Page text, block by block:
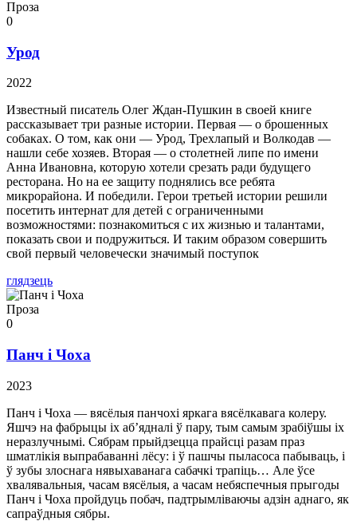
Проза
0
Урод
2022
Известный писатель Олег Ждан-Пушкин в своей книге
рассказывает три разные истории. Первая — о брошенных
собаках. О том, как они — Урод, Трехлапый и Волкодав —
нашли себе хозяев. Вторая — о столетней липе по имени
Анна Ивановна, которую хотели срезать ради будущего
ресторана. Но на ее защиту поднялись все ребята
микрорайона. И победили. Герои третьей истории решили
посетить интернат для детей с ограниченными
возможностями: познакомиться с их жизнью и талантами,
показать свои и подружиться. И таким образом совершить
свой первый человечески значимый поступок
глядзець
Проза
0
Панч і Чоха
2023
Панч і Чоха — вясёлыя панчохі яркага вясёлкавага колеру.
Яшчэ на фабрыцы іх аб’ядналі ў пару, тым самым зрабіўшы іх
неразлучнымі. Сябрам прыйдзецца прайсці разам праз
шматлікія выпрабаванні лёсу: і ў пашчы пыласоса пабываць, і
ў зубы злоснага нявыхаванага сабачкі трапіць… Але ўсе
хвалявальныя, часам вясёлыя, а часам небяспечныя прыгоды
Панч і Чоха пройдуць побач, падтрымліваючы адзін аднаго, як
сапраўдныя сябры.